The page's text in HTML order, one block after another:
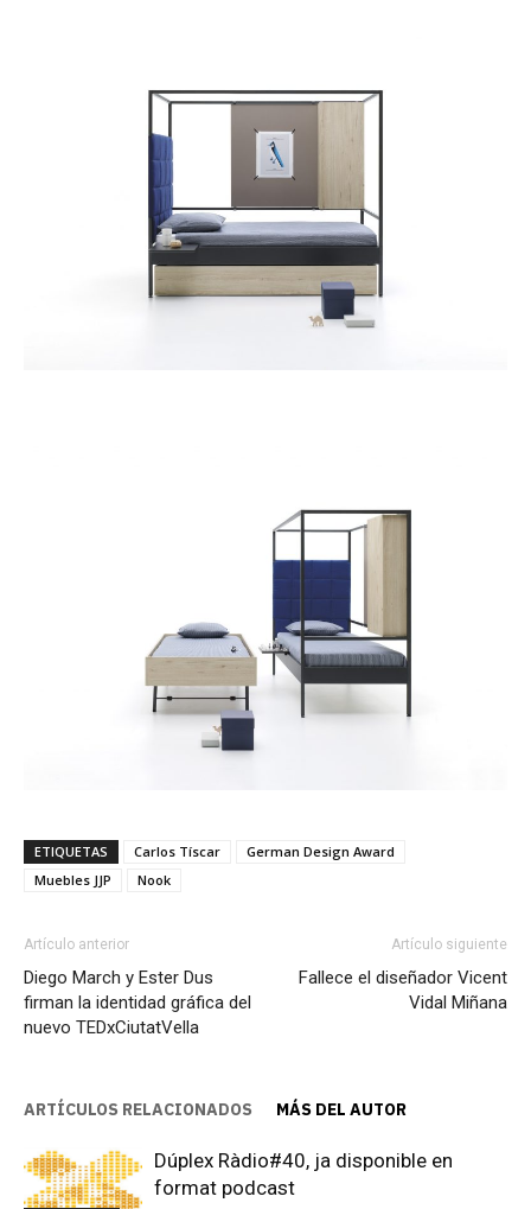
ETIQUETAS Carlos Tíscar
German Design Award
Muebles JJP
Nook
Artículo anterior
Diego March y Ester Dus
firman la identidad gráfica del
nuevo TEDxCiutatVella
Artículo siguiente
Fallece el diseñador Vicent
Vidal Miñana
ARTÍCULOS RELACIONADOS MÁS DEL AUTOR
Dúplex Ràdio#40, ja disponible en
format podcast